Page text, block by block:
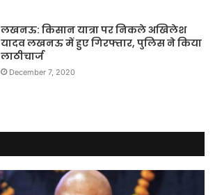
लखनऊ: किसान यात्रा पर निकले अखिलेश
यादव लखनऊ में हुए गिरफ्तार, पुलिस ने किया
लाठीचार्ज
December 7, 2020